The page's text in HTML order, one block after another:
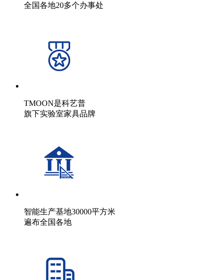
全国各地20多个办事处
TMOON是科艺普
旗下实验室家具品牌
智能生产基地30000平方米
遍布全国各地